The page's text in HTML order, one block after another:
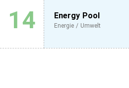
14 Energy Pool
Energie / Umwelt